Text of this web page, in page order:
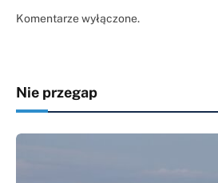
Komentarze wyłączone.
Nie przegap